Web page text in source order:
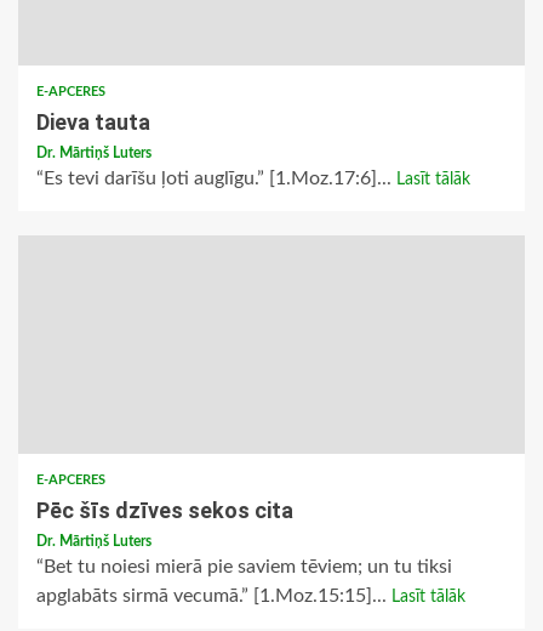
E-APCERES
Dieva tauta
Dr. Mārtiņš Luters
“Es tevi darīšu ļoti auglīgu.” [1.Moz.17:6]... Lasīt tālāk
E-APCERES
Pēc šīs dzīves sekos cita
Dr. Mārtiņš Luters
“Bet tu noiesi mierā pie saviem tēviem; un tu tiksi
apglabāts sirmā vecumā.” [1.Moz.15:15]... Lasīt tālāk